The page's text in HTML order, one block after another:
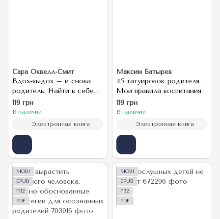
Сара Оквелл-Смит
Вдох-выдох – и снова
родитель. Найти в себе
опору и воспитывать без
чувства вины
119 грн
В наличии
Электронная книга
Максим Батырев
45 татуировок родителя.
Мои правила воспитания
119 грн
В наличии
Электронная книга
MOBI
EPUB
FB2
PDF
MOBI
EPUB
FB2
PDF